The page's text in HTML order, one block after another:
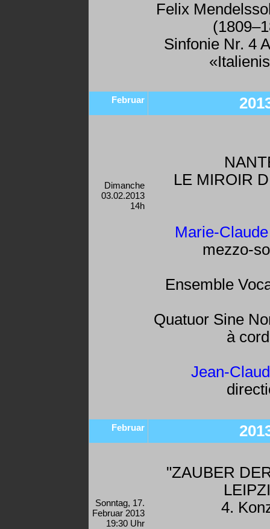
Felix
Sinfonie Nr. 4
Februar
Dimanche
03.02.2013
14h
LE MIROIR
Marie-
mezzo-
Ensemble
Quatuor Sine
à
Jean-
Februar
Sonntag, 17.
Februar 2013
19:30 Uhr
"ZAUBER
4.